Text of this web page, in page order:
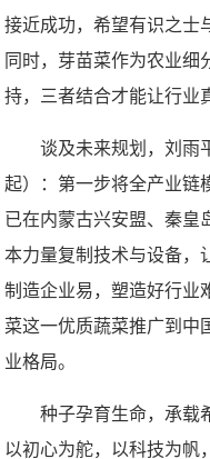
接近成功，希望有识之士
同时，芽苗菜作为农业细
持，三者结合才能让行业
谈及未来规划，刘雨
起）：第一步将全产业链
已在内蒙古兴安盟、秦皇
本力量复制技术与设备，
制造企业易，塑造好行业
菜这一优质蔬菜推广到中
业格局。
种子孕育生命，承载
以初心为舵，以科技为帆